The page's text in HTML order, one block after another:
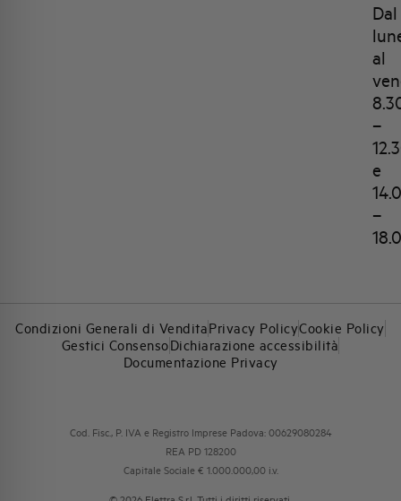
Dal
al
–
e
–
Condizioni Generali di VenditaPrivacy PolicyCookie Policy
Gestici ConsensoDichiarazione accessibilità
Documentazione Privacy
Cod. Fisc., P. IVA e Registro Imprese Padova: 00629080284
REA PD 128200
Capitale Sociale € 1.000.000,00 i.v.